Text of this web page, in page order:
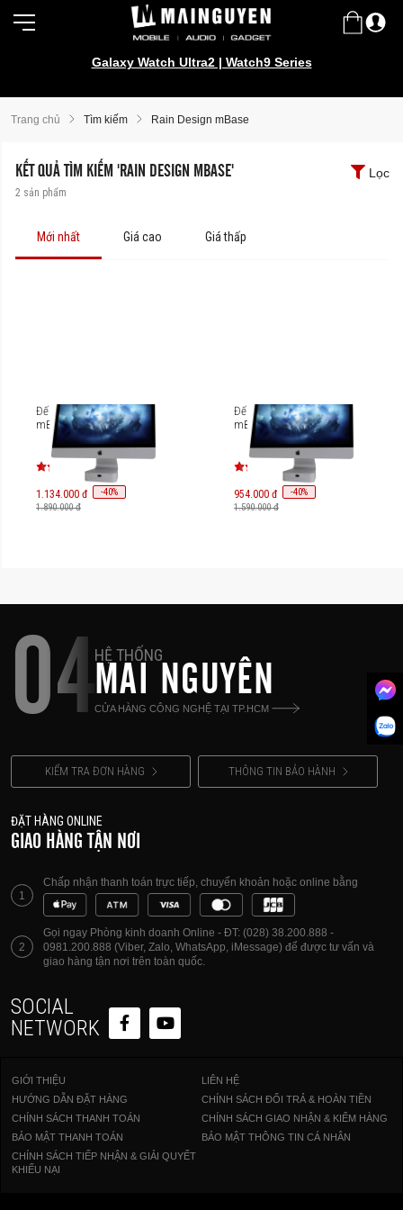
Galaxy Watch Ultra2 | Watch9 Series
Trang chủ Tìm kiếm Rain Design mBase
KẾT QUẢ TÌM KIẾM 'RAIN DESIGN MBASE'
2 sản phẩm
Lọc
Mới nhất Giá cao Giá thấp
Đế tản nhiệt Rain Design
mBase iMac 27 inch
1.134.000 đ -40%
1.890.000 đ
Đế tản nhiệt Rain Design
mBase iMac 21 inch
954.000 đ -40%
1.590.000 đ
04HỆ THỐNG
MAI NGUYÊN
CỬA HÀNG CÔNG NGHỆ TẠI TP.HCM
KIỂM TRA ĐƠN HÀNG THÔNG TIN BẢO HÀNH
ĐẶT HÀNG ONLINE
GIAO HÀNG TẬN NƠI
1
Chấp nhận thanh toán trực tiếp, chuyển khoản hoặc online bằng
2
Gọi ngay Phòng kinh doanh Online - ĐT: (028) 38.200.888 -
0981.200.888 (Viber, Zalo, WhatsApp, iMessage) để được tư vấn và
giao hàng tận nơi trên toàn quốc.
SOCIAL
NETWORK
GIỚI THIỆU
LIÊN HỆ
HƯỚNG DẪN ĐẶT HÀNG
CHÍNH SÁCH ĐỔI TRẢ & HOÀN TIỀN
CHÍNH SÁCH THANH TOÁN
CHÍNH SÁCH GIAO NHẬN & KIỂM HÀNG
BẢO MẬT THANH TOÁN
BẢO MẬT THÔNG TIN CÁ NHÂN
CHÍNH SÁCH TIẾP NHẬN & GIẢI QUYẾT
KHIẾU NẠI